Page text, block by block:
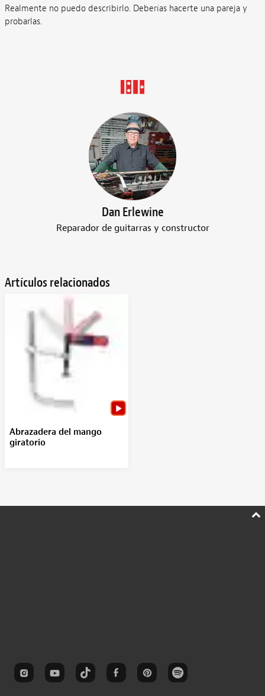
Realmente no puedo describirlo. Deberías hacerte una pareja y
probarlas.
Dan Erlewine
Reparador de guitarras y constructor
Artículos relacionados
Abrazadera del mango
giratorio